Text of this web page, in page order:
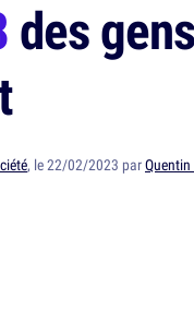
des
, le 22/02/2023 parQuentin